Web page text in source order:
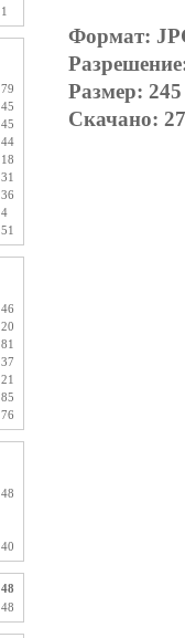
1
79
45
45
44
18
31
36
4
51
46
20
81
37
21
85
76
48
40
48
48
Формат:
Размер:
Скачано: